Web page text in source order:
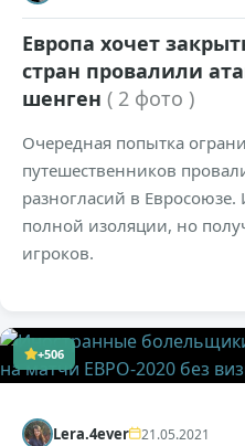
Европа хочет
стран провалили
шенген ( 2 фото )
Очередная попытка
путешественников
разногласий в
полной изоляции, но
игроков.
+506
Lera.4ever 21.05.2021